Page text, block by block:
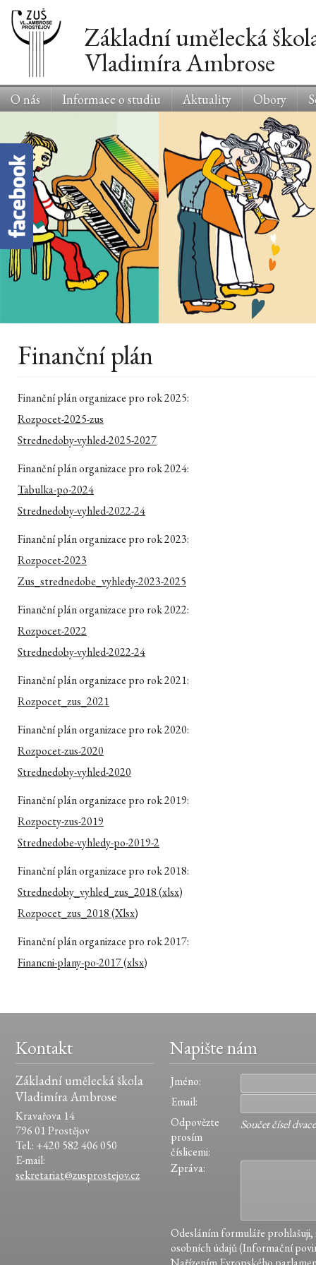
Základní umělecká
Vladimíra Ambrose
O nás Informace o studiu Aktuality Obory
Finanční plán
Finanční plán organizace pro rok 2025:
Rozpocet-2025-zus
Strednedoby-vyhled-2025-2027
Finanční plán organizace pro rok 2024:
Tabulka-po-2024
Strednedoby-vyhled-2022-24
Finanční plán organizace pro rok 2023:
Rozpocet-2023
Zus_strednedobe_vyhledy-2023-2025
Finanční plán organizace pro rok 2022:
Rozpocet-2022
Strednedoby-vyhled-2022-24
Finanční plán organizace pro rok 2021:
Rozpocet_zus_2021
Finanční plán organizace pro rok 2020:
Rozpocet-zus-2020
Strednedoby-vyhled-2020
Finanční plán organizace pro rok 2019:
Rozpocty-zus-2019
Strednedobe-vyhledy-po-2019-2
Finanční plán organizace pro rok 2018:
Strednedoby_vyhled_zus_2018 (xlsx)
Rozpocet_zus_2018 (Xlsx)
Finanční plán organizace pro rok 2017:
Financni-plany-po-2017(xlsx)
Kontakt Napište nám
Základní umělecká škola
Vladimíra Ambrose
Kravařova 14
796 01 Prostějov
Tel.: +420 582 406 050
E-mail:
sekretariat@zusprostejov.cz
Jméno:
Email:
Odpovězte
prosím
číslicemi:
Součet čísel
Zpráva:
Odesláním formuláře prohlašuji,
osobních údajů (Informační